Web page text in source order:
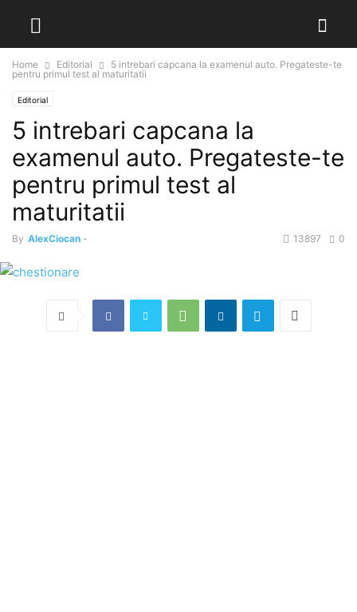
Home Editorial
5 intrebari capcana la examenul auto. Pregateste-te
pentru primul test al maturitatii
Editorial
5 intrebari capcana la
examenul auto. Pregateste-te
pentru primul test al
maturitatii
By AlexCiocan - 0
13897